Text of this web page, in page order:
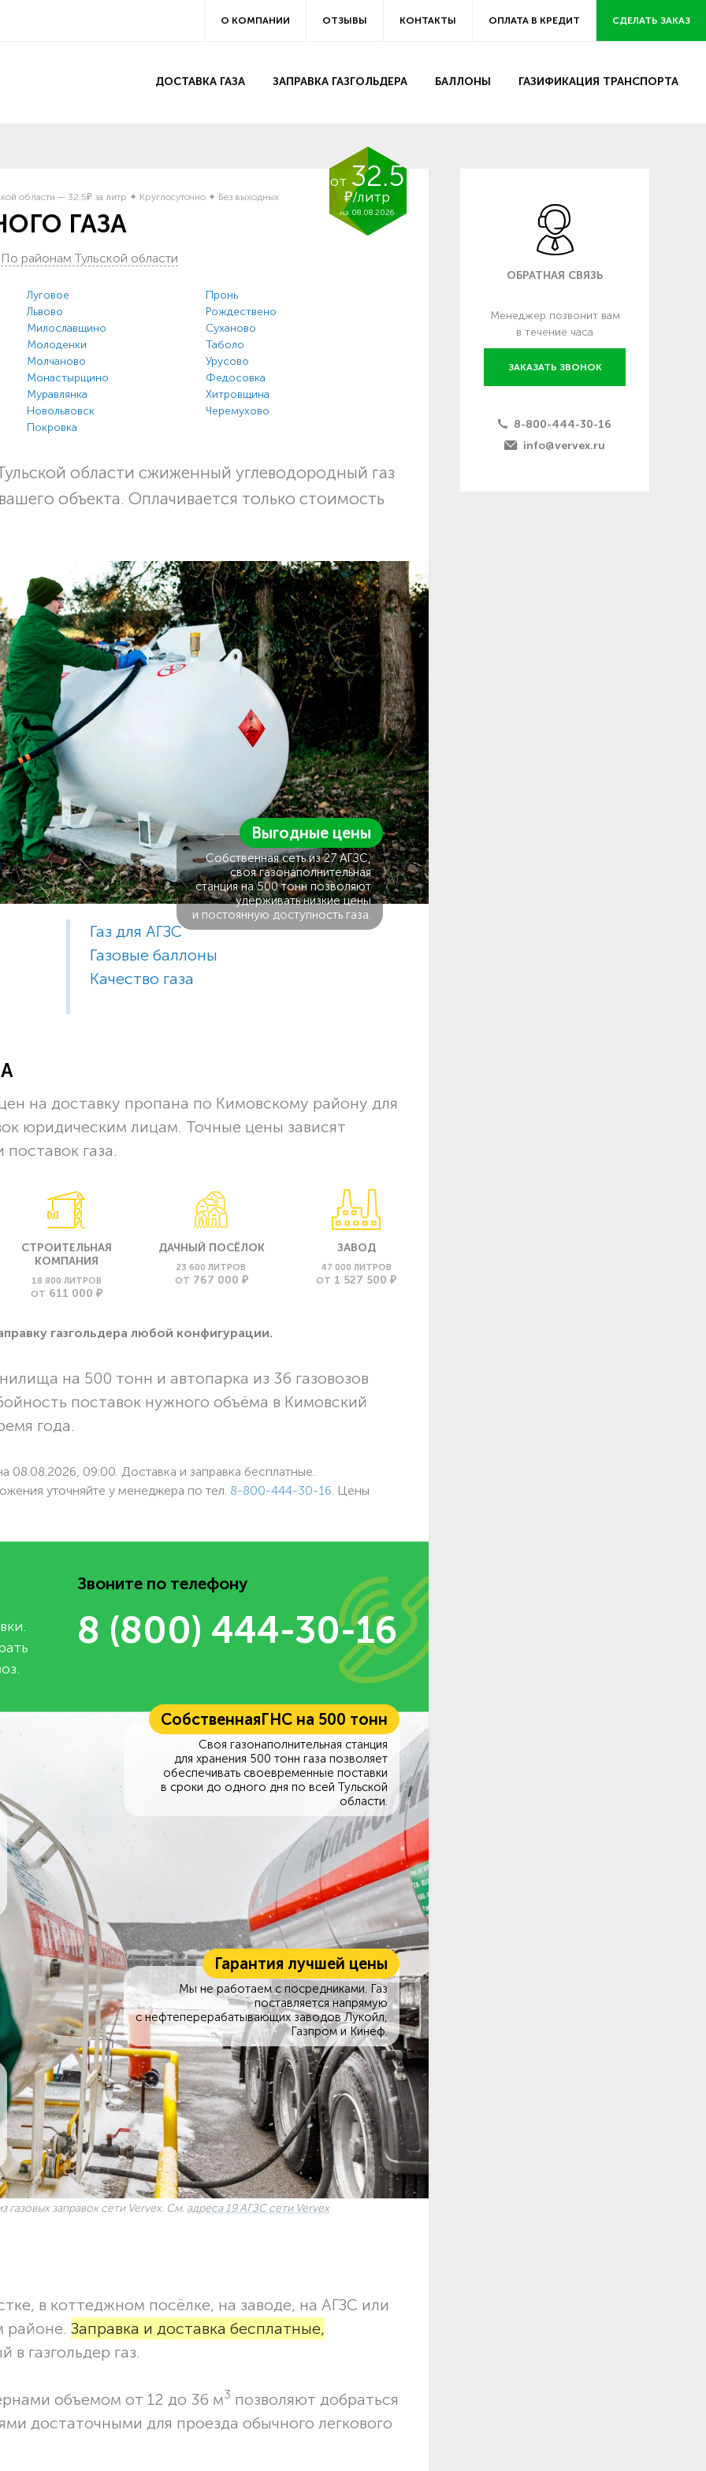
О КОМПАНИИ ОТЗЫВЫ КОНТАКТЫ ОПЛАТА В КРЕДИТ СДЕЛАТЬ ЗАКАЗ
ДОСТАВКА ГАЗА ЗАПРАВКА ГАЗГОЛЬДЕРА БАЛЛОНЫ ГАЗИФИКАЦИЯ ТРАНСПОРТА
от 32.5
₽/литр
на 08.08.2026
ГАЗА
области — 32.5₽ за литр ✦ Круглосуточно ✦ Без выходных
По районам Тульской области
Луговое
Львово
Милославщино
Молоденки
Молчаново
Монастырщино
Муравлянка
Новольвовск
Покровка
Пронь
Рождествено
Суханово
Таболо
Урусово
Федосовка
Хитровщина
Черемухово
области сжиженный углеводородный газ
объекта. Оплачивается только стоимость
Выгодные цены
Собственная сеть из 27 АГЗС,
своя газонаполнительная
станция на 500 тонн позволяют
удерживать низкие цены
и постоянную доступность газа.
Газ для АГЗС
Газовые баллоны
Качество газа
на доставку пропана по Кимовскому району для
юридическим лицам. Точные цены зависят
газа.
СТРОИТЕЛЬНАЯ
КОМПАНИЯ
18 800 ЛИТРОВ
ОТ 611 000 ₽
ДАЧНЫЙ ПОСЁЛОК
23 600 ЛИТРОВ
ОТ 767 000 ₽
ЗАВОД
47 000 ЛИТРОВ
ОТ 1 527 500 ₽
газгольдера любой конфигурации.
на 500 тонн и автопарка из 36 газовозов
поставок нужного объёма в Кимовский
года.
08.08.2026, 09:00. Доставка и заправка бесплатные.
уточняйте у менеджера по тел. 8-800-444-30-16 . Цены
Звоните по телефону
8 (800) 444-30-16
СобственнаяГНС на 500 тонн
Своя газонаполнительная станция
для хранения 500 тонн газа позволяет
обеспечивать своевременные поставки
в сроки до одного дня по всей Тульской
области.
Гарантия лучшей цены
Мы не работаем с посредниками. Газ
поставляется напрямую
с нефтеперерабатывающих заводов Лукойл,
Газпром и Кинеф.
газовых заправок сети Vervex. См. адреса 19 АГЗС сети Vervex
в коттеджном посёлке, на заводе, на АГЗС или
районе. Заправка и доставка бесплатные,
в газгольдер газ.
объемом от 12 до 36 м3 позволяют добраться
достаточными для проезда обычного легкового
ОБРАТНАЯ СВЯЗЬ
Менеджер позвонит вам
в течение часа
ЗАКАЗАТЬ ЗВОНОК
8-800-444-30-16
info@vervex.ru